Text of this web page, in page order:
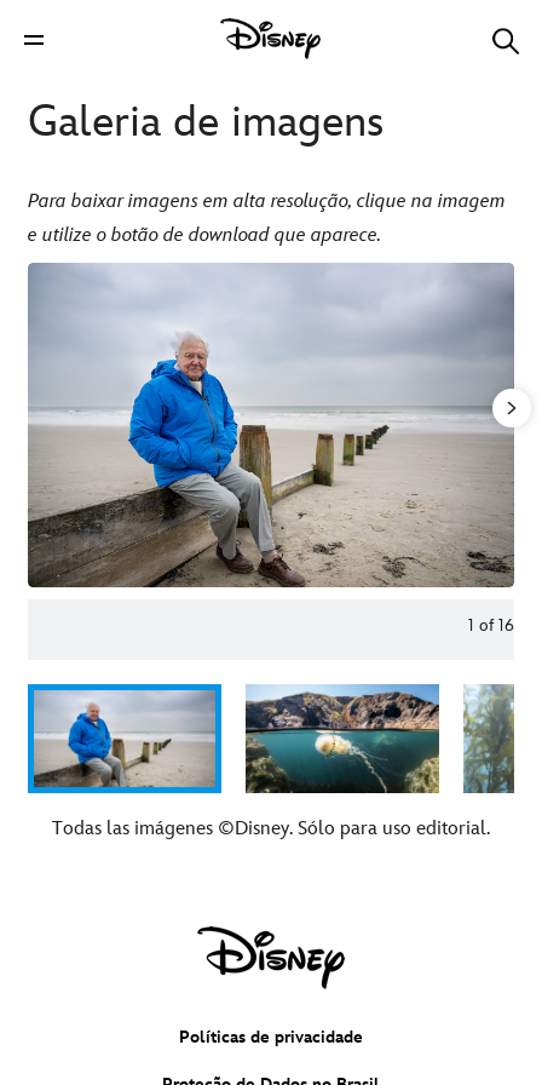
Galeria de imagens
Para baixar imagens em alta resolução, clique na imagem
e utilize o botão de download que aparece.
1 of 16
Todas las imágenes ©Disney. Sólo para uso editorial.
Políticas de privacidade